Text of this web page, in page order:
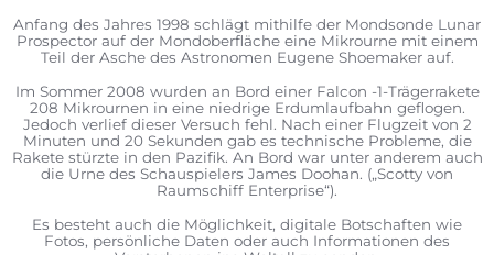
Anfang des Jahres 1998 schlägt mithilfe der Mondsonde Lunar
Prospector auf der Mondoberfläche eine Mikrourne mit einem
Teil der Asche des Astronomen Eugene Shoemaker auf.
Im Sommer 2008 wurden an Bord einer Falcon -1-Trägerrakete
208 Mikrournen in eine niedrige Erdumlaufbahn geflogen.
Jedoch verlief dieser Versuch fehl. Nach einer Flugzeit von 2
Minuten und 20 Sekunden gab es technische Probleme, die
Rakete stürzte in den Pazifik. An Bord war unter anderem auch
die Urne des Schauspielers James Doohan. („Scotty von
Raumschiff Enterprise“).
Es besteht auch die Möglichkeit, digitale Botschaften wie
Fotos, persönliche Daten oder auch Informationen des